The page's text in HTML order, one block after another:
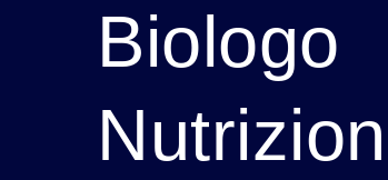
Biologo